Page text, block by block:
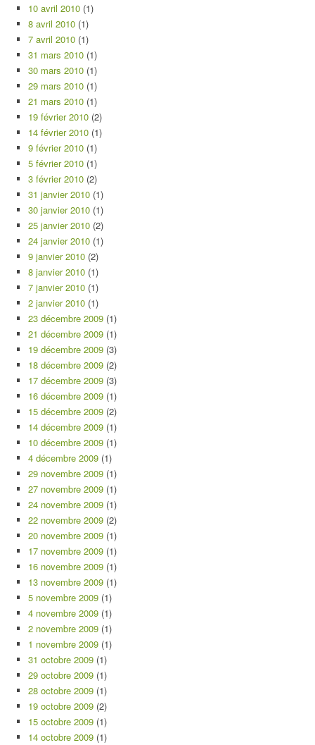
10 avril 2010 (1)
8 avril 2010 (1)
7 avril 2010 (1)
31 mars 2010 (1)
30 mars 2010 (1)
29 mars 2010 (1)
21 mars 2010 (1)
19 février 2010 (2)
14 février 2010 (1)
9 février 2010 (1)
5 février 2010 (1)
3 février 2010 (2)
31 janvier 2010 (1)
30 janvier 2010 (1)
25 janvier 2010 (2)
24 janvier 2010 (1)
9 janvier 2010 (2)
8 janvier 2010 (1)
7 janvier 2010 (1)
2 janvier 2010 (1)
23 décembre 2009 (1)
21 décembre 2009 (1)
19 décembre 2009 (3)
18 décembre 2009 (2)
17 décembre 2009 (3)
16 décembre 2009 (1)
15 décembre 2009 (2)
14 décembre 2009 (1)
10 décembre 2009 (1)
4 décembre 2009 (1)
29 novembre 2009 (1)
27 novembre 2009 (1)
24 novembre 2009 (1)
22 novembre 2009 (2)
20 novembre 2009 (1)
17 novembre 2009 (1)
16 novembre 2009 (1)
13 novembre 2009 (1)
5 novembre 2009 (1)
4 novembre 2009 (1)
2 novembre 2009 (1)
1 novembre 2009 (1)
31 octobre 2009 (1)
29 octobre 2009 (1)
28 octobre 2009 (1)
19 octobre 2009 (2)
15 octobre 2009 (1)
14 octobre 2009 (1)